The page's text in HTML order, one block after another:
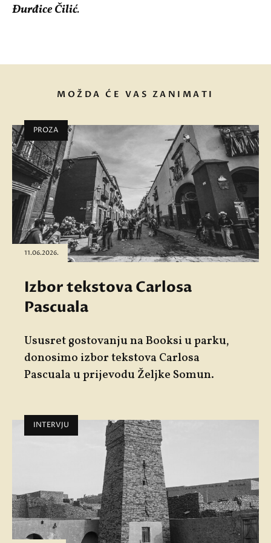
Đurđice Čilić.
MOŽDA ĆE VAS ZANIMATI
PROZA
11.06.2026.
Izbor tekstova Carlosa
Pascuala
Ususret gostovanju na Booksi u parku,
donosimo izbor tekstova Carlosa
Pascuala u prijevodu Željke Somun.
INTERVJU